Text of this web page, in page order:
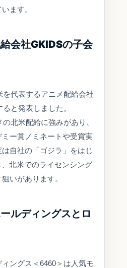
ます。
会社GKIDSの子会
を代表するアニメ配給会社
と発表しました。
北米配給に強みがあり、
ー賞ノミネートや受賞実
自社の「ゴジラ」をはじ
北米でのライセンシング
いがあります。
ルディングスとロ
ングス＜6460＞は人気モ